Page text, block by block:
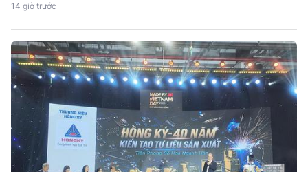
14 giờ trước